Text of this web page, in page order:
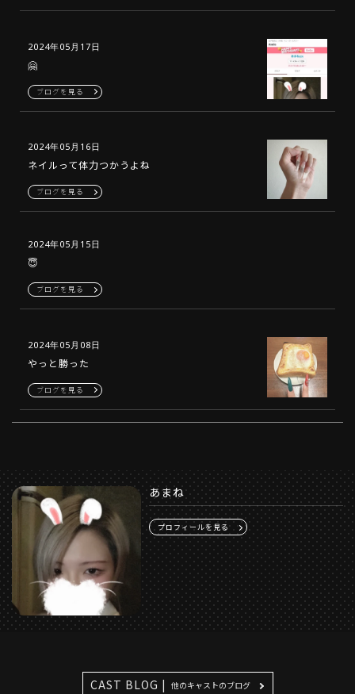
2024年05月17日
🤗
ブログを見る
2024年05月16日
ネイルって体力つかうよね
ブログを見る
2024年05月15日
😇
ブログを見る
2024年05月08日
やっと勝った
ブログを見る
あまね
プロフィールを見る
CAST BLOG | 他のキャストのブログ